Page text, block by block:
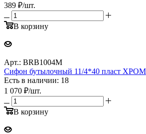
389 ₽/шт.
В корзину
Арт.: BRB1004M
Сифон бутылочный 11/4*40 пласт ХРОМ
Есть в наличии: 18
1 070 ₽/шт.
В корзину